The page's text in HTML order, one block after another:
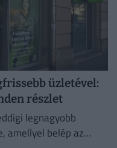
üzletével:
részlet
legnagyobb
amellyel belép az